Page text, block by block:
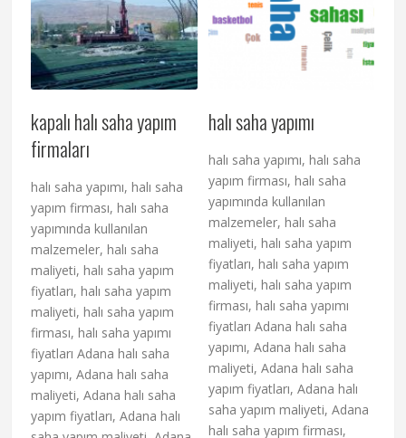
kapalı halı saha yapım
firmaları
halı saha yapımı, halı saha
yapım firması, halı saha
yapımında kullanılan
malzemeler, halı saha
maliyeti, halı saha yapım
fiyatları, halı saha yapım
maliyeti, halı saha yapım
firması, halı saha yapımı
fiyatları Adana halı saha
yapımı, Adana halı saha
maliyeti, Adana halı saha
yapım fiyatları, Adana halı
halı saha yapımı
halı saha yapımı, halı saha
yapım firması, halı saha
yapımında kullanılan
malzemeler, halı saha
maliyeti, halı saha yapım
fiyatları, halı saha yapım
maliyeti, halı saha yapım
firması, halı saha yapımı
fiyatları Adana halı saha
yapımı, Adana halı saha
maliyeti, Adana halı saha
yapım fiyatları, Adana halı
saha yapım maliyeti, Adana
halı saha yapım firması,